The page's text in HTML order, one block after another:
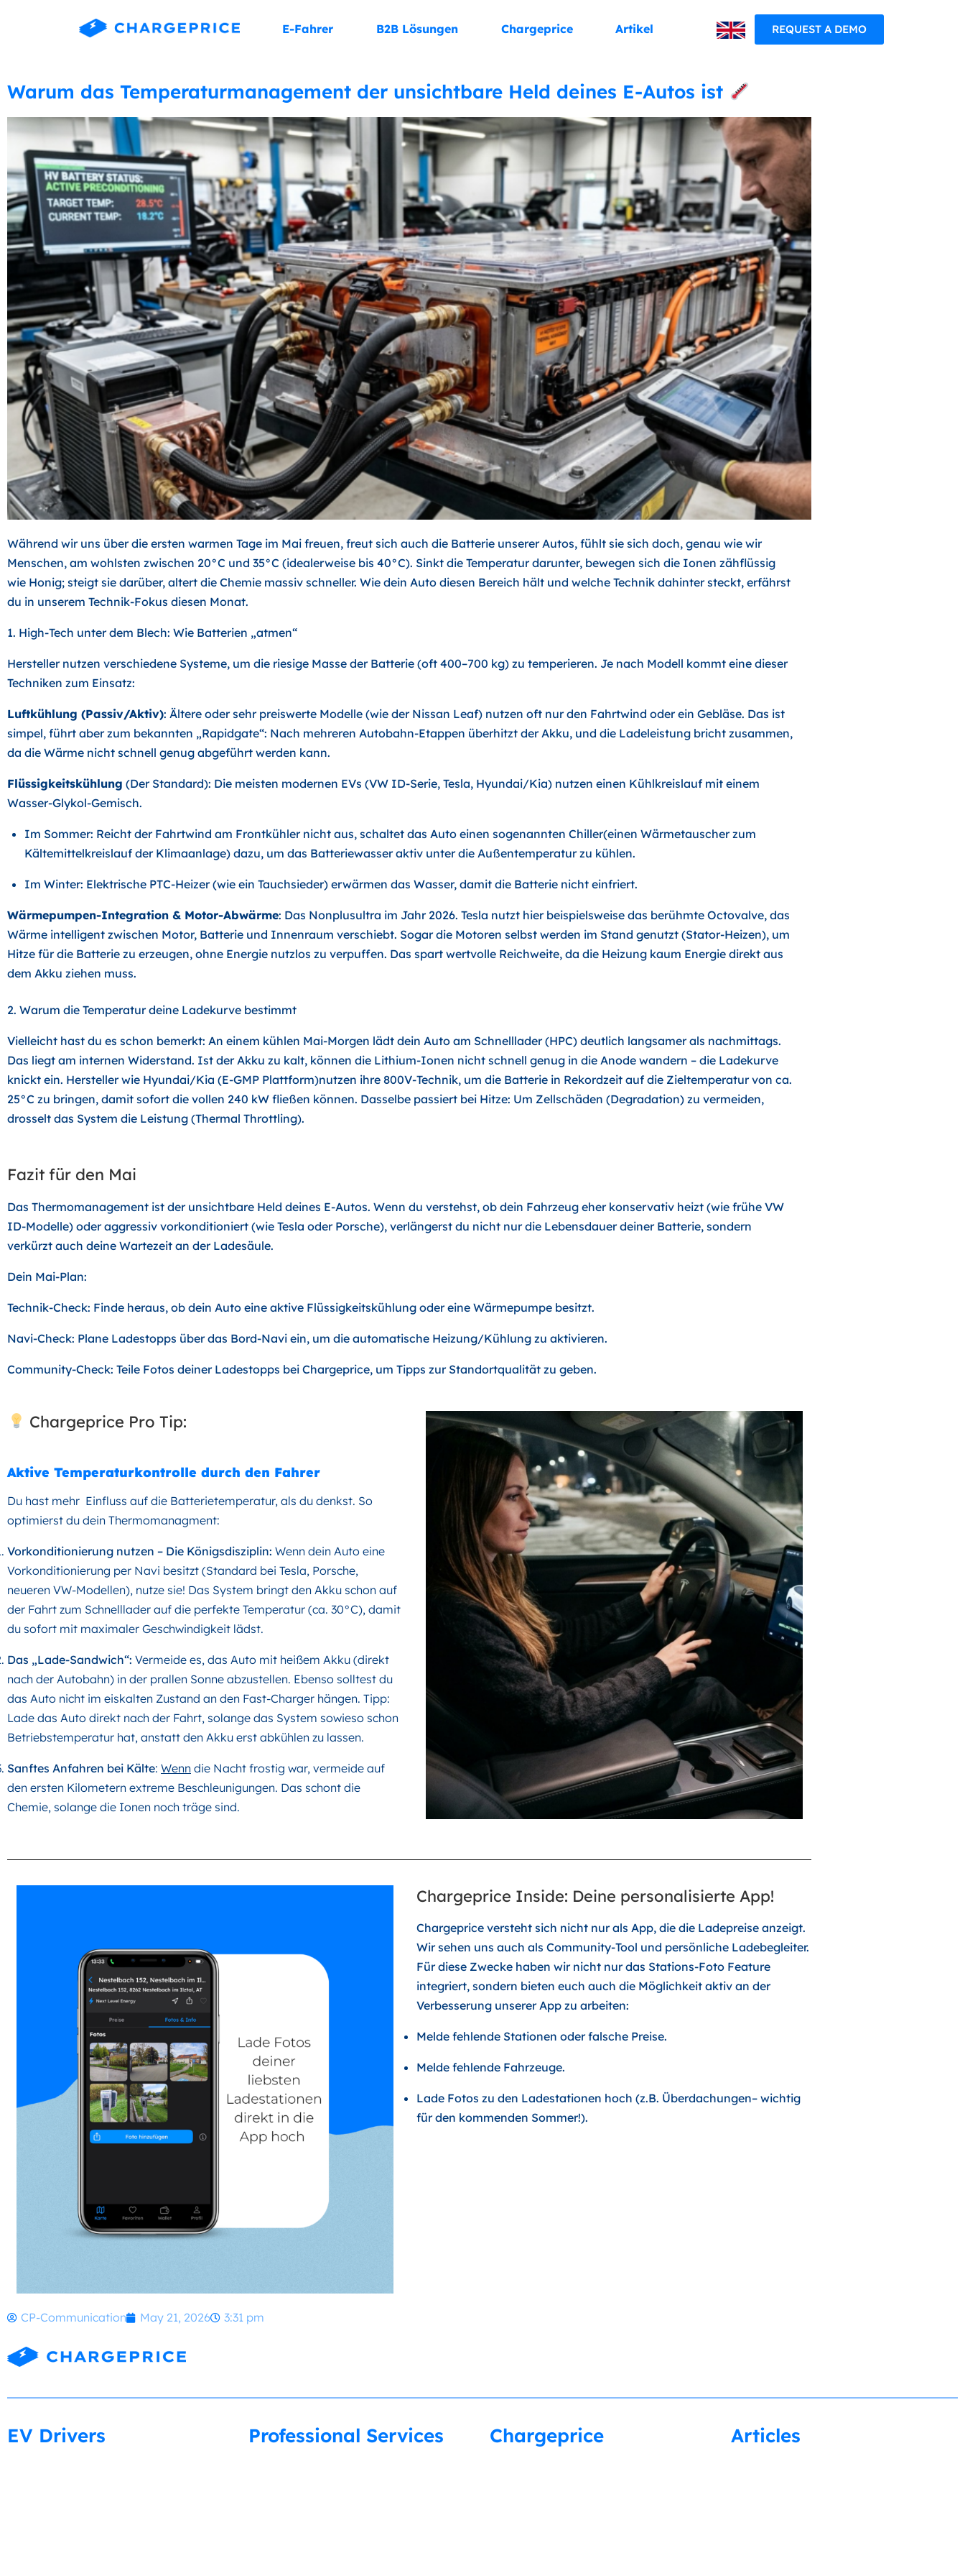
E-Fahrer B2B Lösungen Chargeprice Artikel REQUEST A DEMO
Warum das Temperaturmanagement der unsichtbare Held deines E-Autos ist
Während wir uns über die ersten warmen Tage im Mai freuen, freut sich auch die Batterie unserer Autos, fühlt sie sich doch, genau wie wir
Menschen, am wohlsten zwischen 20°C und 35°C (idealerweise bis 40°C). Sinkt die Temperatur darunter, bewegen sich die Ionen zähflüssig
wie Honig; steigt sie darüber, altert die Chemie massiv schneller. Wie dein Auto diesen Bereich hält und welche Technik dahinter steckt, erfährst
du in unserem Technik-Fokus diesen Monat.
1. High-Tech unter dem Blech: Wie Batterien „atmen“
Hersteller nutzen verschiedene Systeme, um die riesige Masse der Batterie (oft 400–700 kg) zu temperieren. Je nach Modell kommt eine dieser
Techniken zum Einsatz:
Luftkühlung (Passiv/Aktiv): Ältere oder sehr preiswerte Modelle (wie der Nissan Leaf) nutzen oft nur den Fahrtwind oder ein Gebläse. Das ist
simpel, führt aber zum bekannten „Rapidgate“: Nach mehreren Autobahn-Etappen überhitzt der Akku, und die Ladeleistung bricht zusammen,
da die Wärme nicht schnell genug abgeführt werden kann.
Flüssigkeitskühlung (Der Standard): Die meisten modernen EVs (VW ID-Serie, Tesla, Hyundai/Kia) nutzen einen Kühlkreislauf mit einem
Wasser-Glykol-Gemisch.
Im Sommer: Reicht der Fahrtwind am Frontkühler nicht aus, schaltet das Auto einen sogenannten Chiller(einen Wärmetauscher zum
Kältemittelkreislauf der Klimaanlage) dazu, um das Batteriewasser aktiv unter die Außentemperatur zu kühlen.
Im Winter: Elektrische PTC-Heizer (wie ein Tauchsieder) erwärmen das Wasser, damit die Batterie nicht einfriert.
Wärmepumpen-Integration & Motor-Abwärme: Das Nonplusultra im Jahr 2026. Tesla nutzt hier beispielsweise das berühmte Octovalve, das
Wärme intelligent zwischen Motor, Batterie und Innenraum verschiebt. Sogar die Motoren selbst werden im Stand genutzt (Stator-Heizen), um
Hitze für die Batterie zu erzeugen, ohne Energie nutzlos zu verpuffen. Das spart wertvolle Reichweite, da die Heizung kaum Energie direkt aus
dem Akku ziehen muss.
2. Warum die Temperatur deine Ladekurve bestimmt
Vielleicht hast du es schon bemerkt: An einem kühlen Mai-Morgen lädt dein Auto am Schnelllader (HPC) deutlich langsamer als nachmittags.
Das liegt am internen Widerstand. Ist der Akku zu kalt, können die Lithium-Ionen nicht schnell genug in die Anode wandern – die Ladekurve
knickt ein. Hersteller wie Hyundai/Kia (E-GMP Plattform)nutzen ihre 800V-Technik, um die Batterie in Rekordzeit auf die Zieltemperatur von ca.
25°C zu bringen, damit sofort die vollen 240 kW fließen können. Dasselbe passiert bei Hitze: Um Zellschäden (Degradation) zu vermeiden,
drosselt das System die Leistung (Thermal Throttling).
Fazit für den Mai
Das Thermomanagement ist der unsichtbare Held deines E-Autos. Wenn du verstehst, ob dein Fahrzeug eher konservativ heizt (wie frühe VW
ID-Modelle) oder aggressiv vorkonditioniert (wie Tesla oder Porsche), verlängerst du nicht nur die Lebensdauer deiner Batterie, sondern
verkürzt auch deine Wartezeit an der Ladesäule.
Dein Mai-Plan:
Technik-Check: Finde heraus, ob dein Auto eine aktive Flüssigkeitskühlung oder eine Wärmepumpe besitzt.
Navi-Check: Plane Ladestopps über das Bord-Navi ein, um die automatische Heizung/Kühlung zu aktivieren.
Community-Check: Teile Fotos deiner Ladestopps bei Chargeprice, um Tipps zur Standortqualität zu geben.
Chargeprice Pro Tip:
Aktive Temperaturkontrolle durch den Fahrer
Du hast mehr Einfluss auf die Batterietemperatur, als du denkst. So
optimierst du dein Thermomanagment:
Vorkonditionierung nutzen – Die Königsdisziplin: Wenn dein Auto eine
Vorkonditionierung per Navi besitzt (Standard bei Tesla, Porsche,
neueren VW-Modellen), nutze sie! Das System bringt den Akku schon auf
der Fahrt zum Schnelllader auf die perfekte Temperatur (ca. 30°C), damit
du sofort mit maximaler Geschwindigkeit lädst.
Das „Lade-Sandwich“: Vermeide es, das Auto mit heißem Akku (direkt
nach der Autobahn) in der prallen Sonne abzustellen. Ebenso solltest du
das Auto nicht im eiskalten Zustand an den Fast-Charger hängen. Tipp:
Lade das Auto direkt nach der Fahrt, solange das System sowieso schon
Betriebstemperatur hat, anstatt den Akku erst abkühlen zu lassen.
Sanftes Anfahren bei Kälte: Wenn die Nacht frostig war, vermeide auf
den ersten Kilometern extreme Beschleunigungen. Das schont die
Chemie, solange die Ionen noch träge sind.
Chargeprice Inside: Deine personalisierte App!
Chargeprice versteht sich nicht nur als App, die die Ladepreise anzeigt.
Wir sehen uns auch als Community-Tool und persönliche Ladebegleiter.
Für diese Zwecke haben wir nicht nur das Stations-Foto Feature
integriert, sondern bieten euch auch die Möglichkeit aktiv an der
Verbesserung unserer App zu arbeiten:
Melde fehlende Stationen oder falsche Preise.
Melde fehlende Fahrzeuge.
Lade Fotos zu den Ladestationen hoch (z.B. Überdachungen– wichtig
für den kommenden Sommer!).
CP-Communication May 21, 2026 3:31 pm
EV Drivers Professional Services Chargeprice Articles